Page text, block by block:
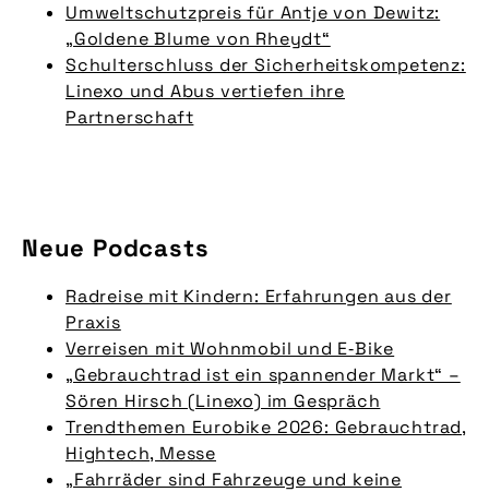
Umweltschutzpreis für Antje von Dewitz:
„Goldene Blume von Rheydt“
Schulterschluss der Sicherheitskompetenz:
Linexo und Abus vertiefen ihre
Partnerschaft
Neue Podcasts
Radreise mit Kindern: Erfahrungen aus der
Praxis
Verreisen mit Wohnmobil und E‑Bike
„Gebrauchtrad ist ein spannender Markt“ –
Sören Hirsch (Linexo) im Gespräch
Trendthemen Eurobike 2026: Gebrauchtrad,
Hightech, Messe
„Fahrräder sind Fahrzeuge und keine